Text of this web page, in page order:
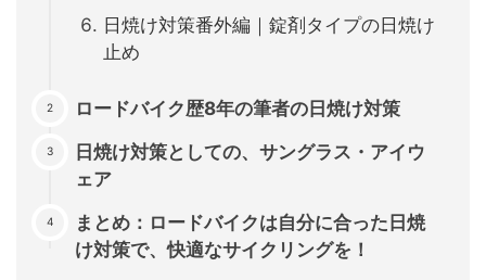
日焼け対策番外編｜錠剤タイプの日焼け
止め
ロードバイク歴8年の筆者の日焼け対策
日焼け対策としての、サングラス・アイウ
ェア
まとめ：ロードバイクは自分に合った日焼
け対策で、快適なサイクリングを！